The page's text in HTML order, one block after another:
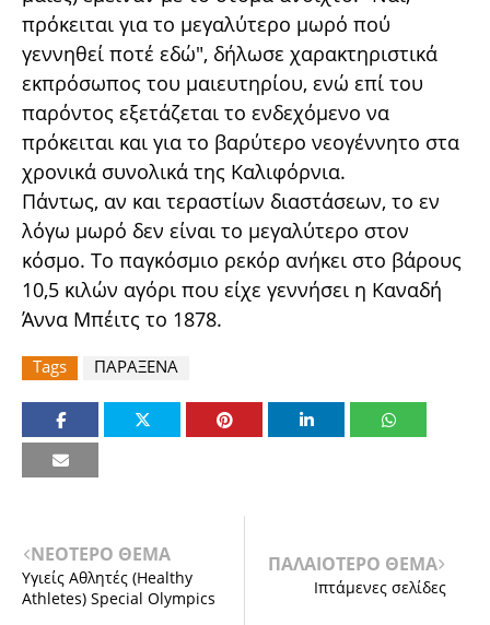
πρόκειται για το μεγαλύτερο μωρό πού
γεννηθεί ποτέ εδώ", δήλωσε χαρακτηριστικά
εκπρόσωπος του μαιευτηρίου, ενώ επί του
παρόντος εξετάζεται το ενδεχόμενο να
πρόκειται και για το βαρύτερο νεογέννητο στα
χρονικά συνολικά της Καλιφόρνια.
Πάντως, αν και τεραστίων διαστάσεων, το εν
λόγω μωρό δεν είναι το μεγαλύτερο στον
κόσμο. Το παγκόσμιο ρεκόρ ανήκει στο βάρους
10,5 κιλών αγόρι που είχε γεννήσει η Καναδή
Άννα Μπέιτς το 1878.
Tags ΠΑΡΑΞΕΝΑ
ΝΕΟΤΕΡΟ ΘΕΜΑ
Υγιείς Αθλητές (Healthy
Athletes) Special Olympics
ΠΑΛΑΙΟΤΕΡΟ ΘΕΜΑ
Ιπτάμενες σελίδες